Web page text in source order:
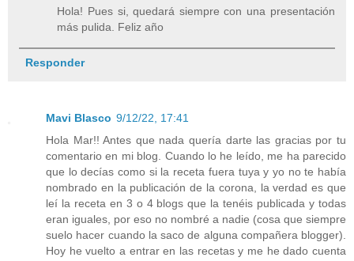
Hola! Pues si, quedará siempre con una presentación
más pulida. Feliz año
Responder
Mavi Blasco 9/12/22, 17:41
Hola Mar!! Antes que nada quería darte las gracias por tu
comentario en mi blog. Cuando lo he leído, me ha parecido
que lo decías como si la receta fuera tuya y yo no te había
nombrado en la publicación de la corona, la verdad es que
leí la receta en 3 o 4 blogs que la tenéis publicada y todas
eran iguales, por eso no nombré a nadie (cosa que siempre
suelo hacer cuando la saco de alguna compañera blogger).
Hoy he vuelto a entrar en las recetas y me he dado cuenta